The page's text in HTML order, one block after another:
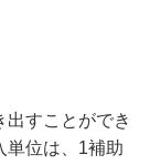
すことができ
単位は、1補助